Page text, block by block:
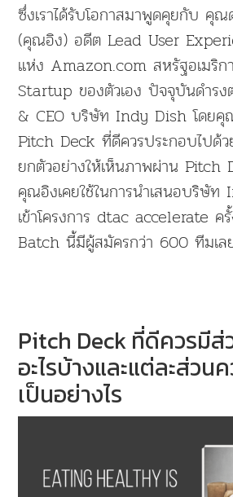
ซึ่งเราได้รับโอกาสมาพูดคุยกับ คุ
(คุณอิง) อดีต Lead User
แห่ง Amazon.com สหรัฐอเมริ
Startup ของตัวเอง ปัจจุบันดำร
& CEO บริษัท Indy Dish โดยคุ
Pitch Deck ที่ดีควรประกอบไปด้
ยกตัวอย่างให้เห็นภาพผ่าน Pitch
คุณอิงเคยใช้ในการนำเสนอบริษั
เข้าโครงการ dtac accelerate ค
Batch นี้มีผู้สมัครกว่า 600 ทีมเล
Pitch Deck ที่ดีควรมีส่
อะไรบ้างและแต่ละส่วน
เป็นอย่างไร